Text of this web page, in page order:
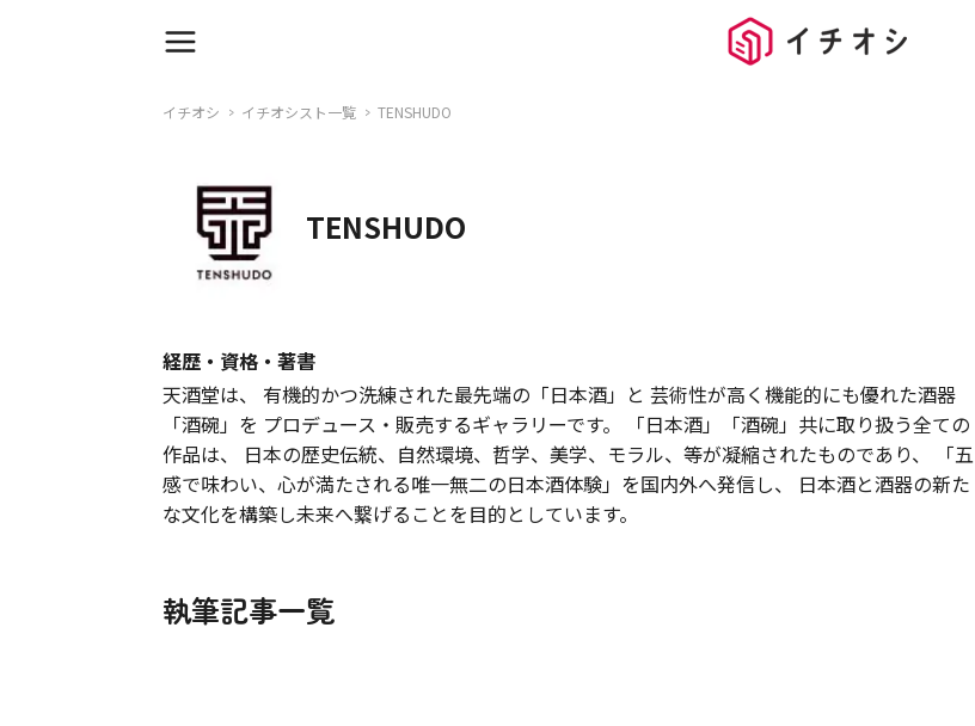
イチオシ イチオシスト一覧 TENSHUDO
TENSHUDO
経歴・資格・著書
天酒堂は、 有機的かつ洗練された最先端の「日本酒」と 芸術性が高く機能的にも優れた酒器
「酒碗」を プロデュース・販売するギャラリーです。 「日本酒」「酒碗」共に取り扱う全ての
作品は、 日本の歴史伝統、自然環境、哲学、美学、モラル、等が凝縮されたものであり、 「五
感で味わい、心が満たされる唯一無二の日本酒体験」を国内外へ発信し、 日本酒と酒器の新た
な文化を構築し未来へ繋げることを目的としています。
執筆記事一覧